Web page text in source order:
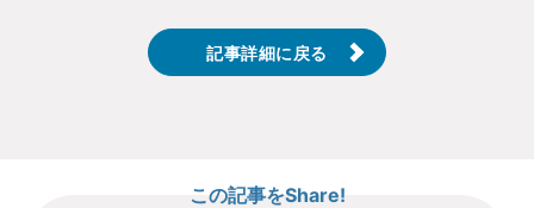
記事詳細に戻る
この記事をShare!